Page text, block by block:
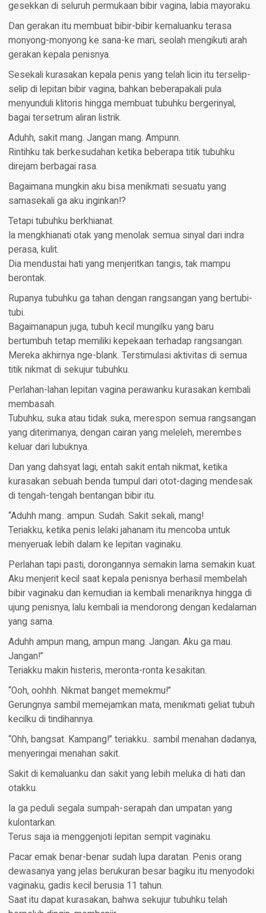
gesekkan di seluruh permukaan bibir vagina, labia mayoraku.
Dan gerakan itu membuat bibir-bibir kemaluanku terasa
monyong-monyong ke sana-ke mari, seolah mengikuti arah
gerakan kepala penisnya.
Sesekali kurasakan kepala penis yang telah licin itu terselip-
selip di lepitan bibir vagina, bahkan beberapakali pula
menyunduli klitoris hingga membuat tubuhku bergerinyal,
bagai tersetrum aliran listrik.
Aduhh, sakit mang. Jangan mang. Ampunn.
Rintihku tak berkesudahan ketika beberapa titik tubuhku
direjam berbagai rasa.
Bagaimana mungkin aku bisa menikmati sesuatu yang
samasekali ga aku inginkan!?
Tetapi tubuhku berkhianat.
Ia mengkhianati otak yang menolak semua sinyal dari indra
perasa, kulit.
Dia mendustai hati yang menjeritkan tangis, tak mampu
berontak.
Rupanya tubuhku ga tahan dengan rangsangan yang bertubi-
tubi.
Bagaimanapun juga, tubuh kecil mungilku yang baru
bertumbuh tetap memiliki kepekaan terhadap rangsangan.
Mereka akhirnya nge-blank. Terstimulasi aktivitas di semua
titik nikmat di sekujur tubuhku.
Perlahan-lahan lepitan vagina perawanku kurasakan kembali
membasah.
Tubuhku, suka atau tidak suka, merespon semua rangsangan
yang diterimanya, dengan cairan yang meleleh, merembes
keluar dari lubuknya.
Dan yang dahsyat lagi, entah sakit entah nikmat, ketika
kurasakan sebuah benda tumpul dari otot-daging mendesak
di tengah-tengah bentangan bibir itu.
“Aduhh mang.. ampun. Sudah. Sakit sekali, mang!
Teriakku, ketika penis lelaki jahanam itu mencoba untuk
menyeruak lebih dalam ke lepitan vaginaku.
Perlahan tapi pasti, dorongannya semakin lama semakin kuat.
Aku menjerit kecil saat kepala penisnya berhasil membelah
bibir vaginaku dan kemudian ia kembali menariknya hingga di
ujung penisnya, lalu kembali ia mendorong dengan kedalaman
yang sama.
Aduhh ampun mang, ampun mang. Jangan. Aku ga mau.
Jangan!”
Teriakku makin histeris, meronta-ronta kesakitan.
“Ooh, oohhh. Nikmat banget memekmu!”
Gerungnya sambil memejamkan mata, menikmati geliat tubuh
kecilku di tindihannya.
“Ohh, bangsat. Kampang!” teriakku.. sambil menahan dadanya,
menyeringai menahan sakit.
Sakit di kemaluanku dan sakit yang lebih meluka di hati dan
otakku.
Ia ga peduli segala sumpah-serapah dan umpatan yang
kulontarkan.
Terus saja ia menggenjoti lepitan sempit vaginaku.
Pacar emak benar-benar sudah lupa daratan. Penis orang
dewasanya yang jelas berukuran besar bagiku itu menyodoki
vaginaku, gadis kecil berusia 11 tahun.
Saat itu dapat kurasakan, bahwa sekujur tubuhku telah